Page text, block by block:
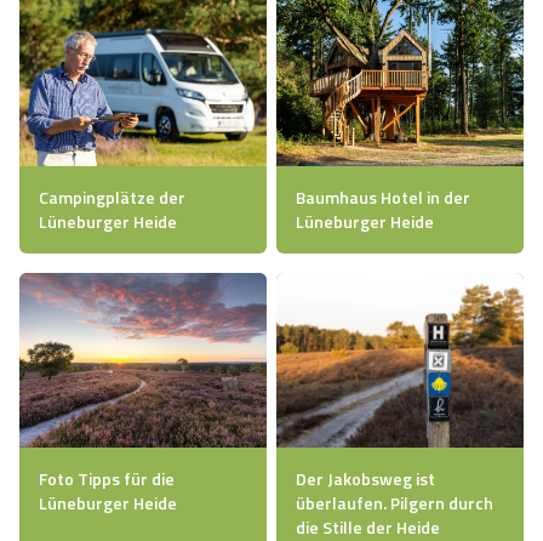
Campingplätze der
Lüneburger Heide
Baumhaus Hotel in der
Lüneburger Heide
Foto Tipps für die
Lüneburger Heide
Der Jakobsweg ist
überlaufen. Pilgern durch
die Stille der Heide